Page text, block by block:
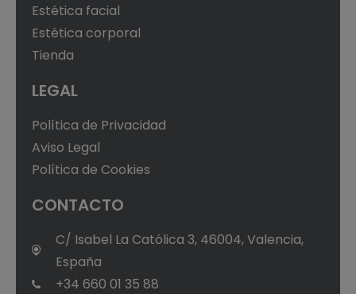
Estética facial
Estética corporal
Tienda
LEGAL
Política de Privacidad
Aviso Legal
Política de Cookies
CONTACTO
C/ Isabel La Católica 3, 46004, Valencia,
España
+34 660 01 35 88